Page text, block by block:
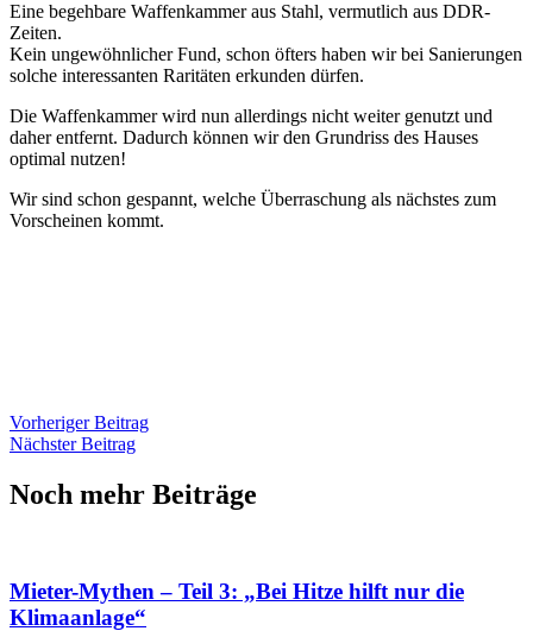
Eine begehbare Waffenkammer aus Stahl, vermutlich aus DDR-
Zeiten.
Kein ungewöhnlicher Fund, schon öfters haben wir bei Sanierungen
solche interessanten Raritäten erkunden dürfen.
Die Waffenkammer wird nun allerdings nicht weiter genutzt und
daher entfernt. Dadurch können wir den Grundriss des Hauses
optimal nutzen!
Wir sind schon gespannt, welche Überraschung als nächstes zum
Vorscheinen kommt.
Vorheriger Beitrag
Nächster Beitrag
Noch mehr Beiträge
Mieter-Mythen – Teil 3: „Bei Hitze hilft nur die
Klimaanlage“